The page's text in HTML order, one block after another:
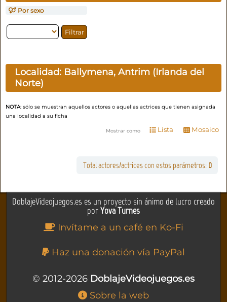
Por sexo
Localidad: Ballymena, Antrim (Irlanda del
Norte)
NOTA: sólo se muestran aquellos actores o aquellas actrices que tienen asignada
una localidad a su ficha
Mostrar como Lista Mosaico
Total actores/actrices con estos parámetros: 0
DoblajeVideojuegos.es es un proyecto sin ánimo de lucro creado
porYova Turnes
Invítame a un café en Ko-Fi
Haz una donación vía PayPal
© 2012-2026 DoblajeVideojuegos.es
Sobre la web